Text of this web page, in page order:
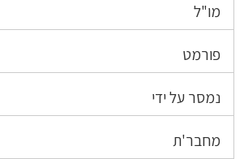
מו"ל
פורמט
נמסר על ידי
מחבר'ת